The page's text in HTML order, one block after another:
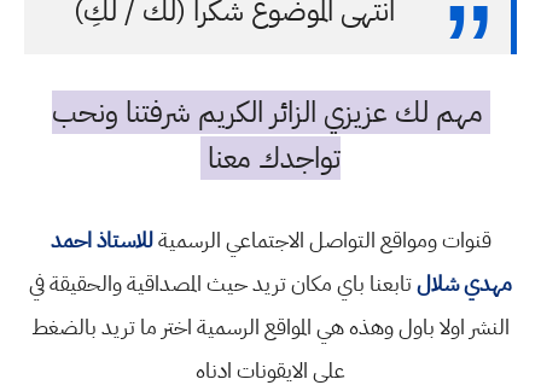
انتهى الموضوع شكرا (لك / لكِ)
مهم لك عزيزي الزائر الكريم شرفتنا ونحب
تواجدك معنا
قنوات ومواقع التواصل الاجتماعي الرسميةللاستاذ احمد
مهدي شلالتابعنا باي مكان تريد حيث المصداقية والحقيقة في
النشر اولا باول وهذه هي المواقع الرسمية اختر ما تريد بالضغط
على الايقونات ادناه